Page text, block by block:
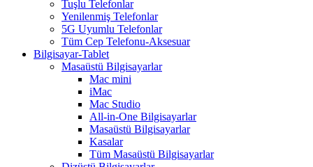
Tuşlu Telefonlar
Yenilenmiş Telefonlar
5G Uyumlu Telefonlar
Tüm Cep Telefonu-Aksesuar
Bilgisayar-Tablet
Masaüstü Bilgisayarlar
Mac mini
iMac
Mac Studio
All-in-One Bilgisayarlar
Masaüstü Bilgisayarlar
Kasalar
Tüm Masaüstü Bilgisayarlar